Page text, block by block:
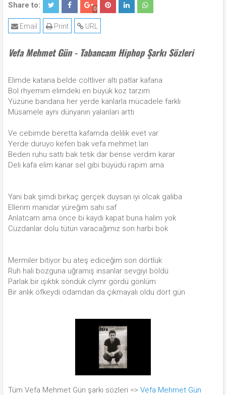
Share to: 0
URL
Print
Email
Vefa Mehmet Gün - Tabancam Hiphop Şarkı Sözleri
Elimde katana belde coltliver altı patlar kafana
Bol rhyemım elimdeki en büyük koz tarzım
Yüzüne bandana her yerde kanlarla mücadele farklı
Müsamele aynı dünyanın yalanları arttı
Ve cebimde beretta kafamda delilik evet var
Yerde duruyo kefen bak vefa mehmet lan
Beden ruhu sattı bak tetik dar bense verdim karar
Deli kafa elim kanar sel gibi büyüdü rapim ama
Yani bak şimdi birkaç gerçek duysan iyi olcak galiba
Ellerim manidar yüreğim sahi saf
Anlatcam ama önce bi kaydı kapat buna halim yok
Cüzdanlar dolu tütün varacağımız son harbi bok
Mermiler bitiyor bu ateş ediceğim son dörtlük
Ruh hali bozguna uğramış insanlar sevgiyi böldü
Parlak bir ışıktık söndük clymr gördü gönlüm
Bir anlık öfkeydi odamdan da çıkmayalı oldu dört gün
Tüm Vefa Mehmet Gün şarkı sözleri => Vefa Mehmet Gün